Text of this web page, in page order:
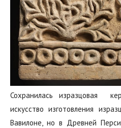
Сохранилась изразцовая‭
‬искусство изготовления‭
Вавилоне,‭ ‬но в Древней